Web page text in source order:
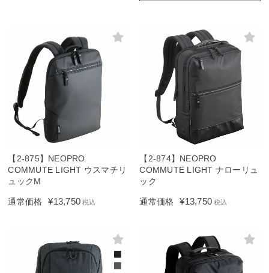
【2-875】NEOPRO
COMMUTE LIGHT ウスマチリ
ュックM
通常価格 ¥13,750 税込
【2-874】NEOPRO
COMMUTE LIGHT ナローリュ
ック
通常価格 ¥13,750 税込